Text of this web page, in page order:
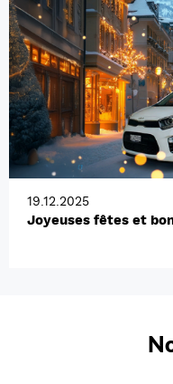
19.12.2025
Joyeuses fêtes et